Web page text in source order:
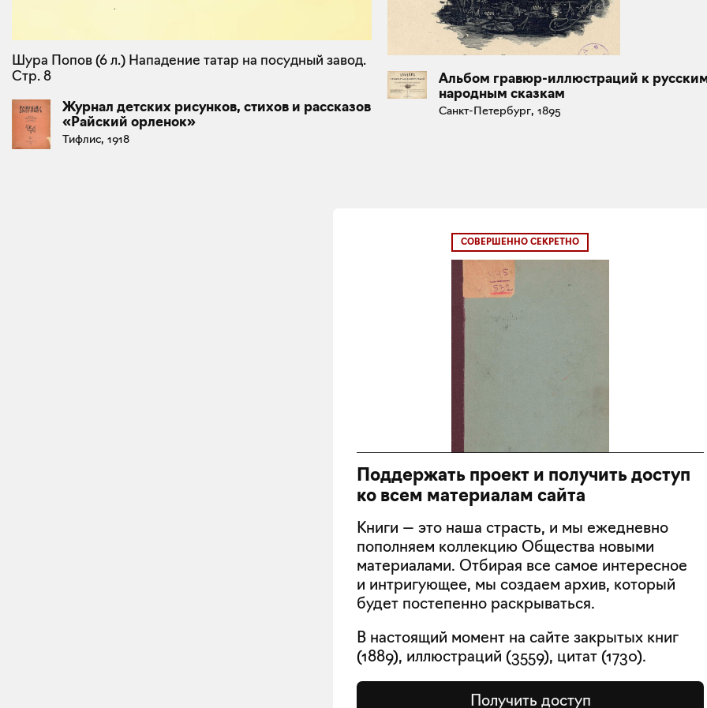
Шура Попов (6 л.) Нападение татар на посудный завод.
Стр. 8
Журнал детских рисунков, стихов и рассказов
«Райский орленок»
Тифлис, 1918
Альбом гравюр-иллюстраций к
народным сказкам
Санкт-Петербург, 1895
СОВЕРШЕННО СЕКРЕТНО
Поддержать проект и получить доступ
ко всем материалам сайта
Книги — это наша страсть, и мы ежедневно
пополняем коллекцию Общества новыми
материалами. Отбирая все самое интересное
и интригующее, мы создаем архив, который
будет постепенно раскрываться.
В настоящий момент на сайте закрытых книг
(1889), иллюстраций (3559), цитат (1730).
Получить доступ